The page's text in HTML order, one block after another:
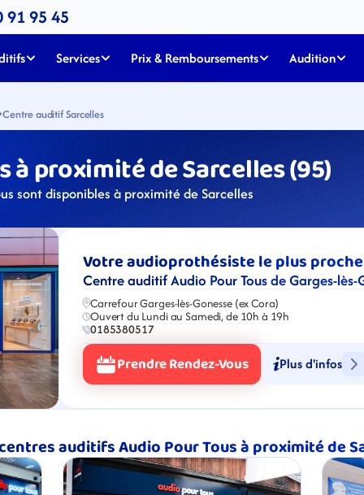
91 95 45
Services Prix & Remboursements Audition
Centre auditif Sarcelles
proximité de Sarcelles (95)
sont disponibles à proximité de Sarcelles
Votre audioprothésiste le plus proche
Centre auditif Audio Pour Tous de Garges-lès-
Carrefour Garges-lès-Gonesse (ex Cora)
Ouvert du Lundi au Samedi, de 10h à 19h
0185380517
Prendre Rendez-Vous Plus d'infos
auditifs Audio Pour Tous à proximité de